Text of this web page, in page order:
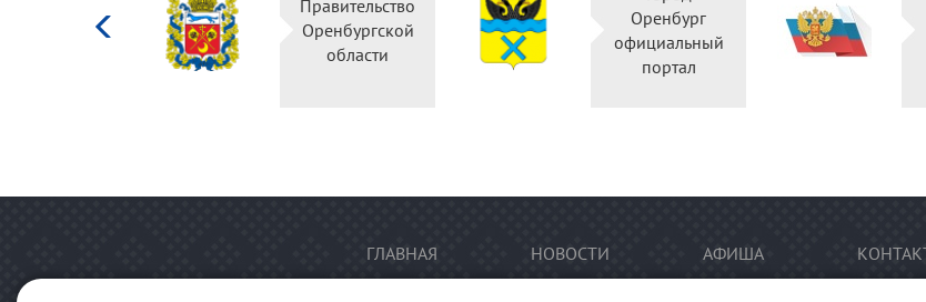
Правительство
Оренбургской
области
Оренбург
официальный
портал
ГЛАВНАЯ НОВОСТИ АФИША